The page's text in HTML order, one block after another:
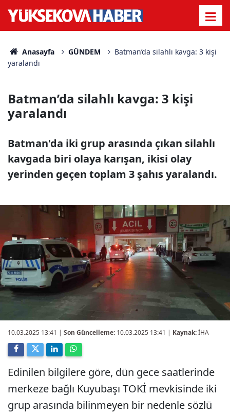
Anasayfa GÜNDEM
Batman’da silahlı kavga: 3 kişi
yaralandı
Batman’da silahlı kavga: 3 kişi
yaralandı
Batman'da iki grup arasında çıkan silahlı
kavgada biri olaya karışan, ikisi olay
yerinden geçen toplam 3 şahıs yaralandı.
10.03.2025 13:41 | Son Güncelleme: 10.03.2025 13:41 | Kaynak:İHA
Edinilen bilgilere göre, dün gece saatlerinde
merkeze bağlı Kuyubaşı TOKİ mevkisinde iki
grup arasında bilinmeyen bir nedenle sözlü